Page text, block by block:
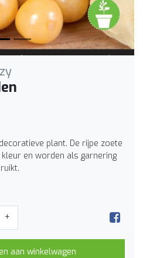
plant. De rijpe zoete
en worden als garnering
+
aan winkelwagen